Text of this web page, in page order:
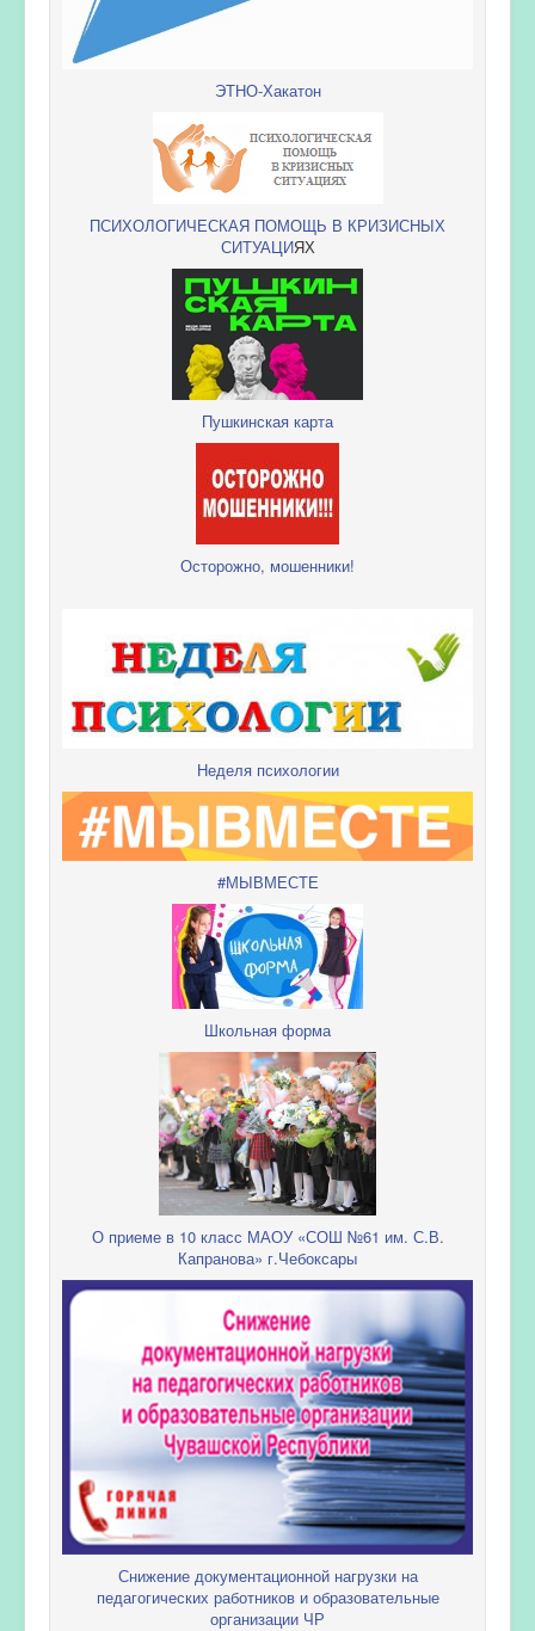
ЭТНО-Хакатон
ПСИХОЛОГИЧЕСКАЯ ПОМОЩЬ В КРИЗИСНЫХ
СИТУАЦИЯХ
Пушкинская карта
Осторожно, мошенники!
Неделя психологии
#МЫВМЕСТЕ
Школьная форма
О приеме в 10 класс МАОУ «СОШ №61 им. С.В.
Капранова» г.Чебоксары
Снижение документационной нагрузки на
педагогических работников и образовательные
организации ЧР